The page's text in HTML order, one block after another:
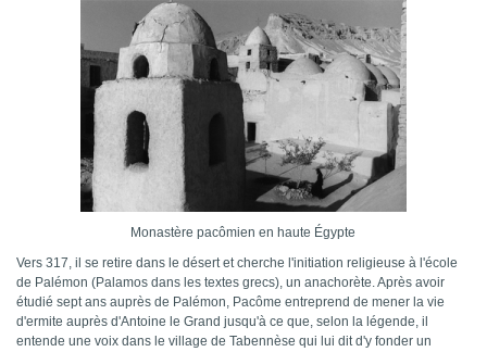
Monastère pacômien en haute Égypte
Vers 317, il se retire dans le désert et cherche l'initiation religieuse à l'école
de Palémon (Palamos dans les textes grecs), un anachorète. Après avoir
étudié sept ans auprès de Palémon, Pacôme entreprend de mener la vie
d'ermite auprès d'Antoine le Grand jusqu'à ce que, selon la légende, il
entende une voix dans le village de Tabennèse qui lui dit d'y fonder un